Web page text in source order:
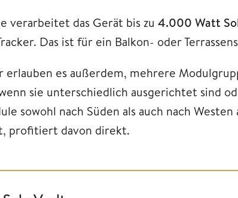
verarbeitet das Gerät bis zu 4.000 Watt
Das ist für ein Balkon- oder
erlauben es außerdem, mehrere
sie unterschiedlich ausgerichtet sind
sowohl nach Süden als auch nach
profitiert davon direkt.